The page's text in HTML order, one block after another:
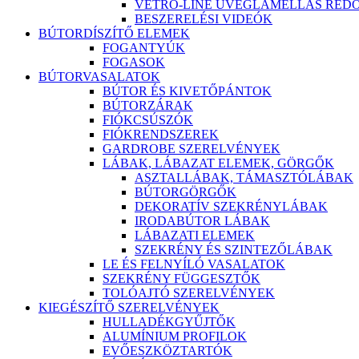
VETRO-LINE ÜVEGLAMELLÁS
BESZERELÉSI VIDEÓK
BÚTORDÍSZÍTŐ ELEMEK
FOGANTYÚK
FOGASOK
BÚTORVASALATOK
BÚTOR ÉS KIVETŐPÁNTOK
BÚTORZÁRAK
FIÓKCSÚSZÓK
FIÓKRENDSZEREK
GARDROBE SZERELVÉNYEK
LÁBAK, LÁBAZAT ELEMEK, GÖRGŐK
ASZTALLÁBAK, TÁMASZTÓLÁBAK
BÚTORGÖRGŐK
DEKORATÍV SZEKRÉNYLÁBAK
IRODABÚTOR LÁBAK
LÁBAZATI ELEMEK
SZEKRÉNY ÉS SZINTEZŐLÁBAK
LE ÉS FELNYÍLÓ VASALATOK
SZEKRÉNY FÜGGESZTŐK
TOLÓAJTÓ SZERELVÉNYEK
KIEGÉSZÍTŐ SZERELVÉNYEK
HULLADÉKGYŰJTŐK
ALUMÍNIUM PROFILOK
EVŐESZKÖZTARTÓK